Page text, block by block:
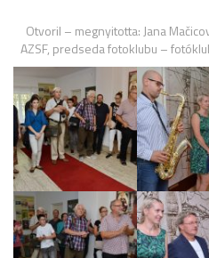
Otvoril – megnyitotta: Jana
AZSF, predseda fotoklubu –